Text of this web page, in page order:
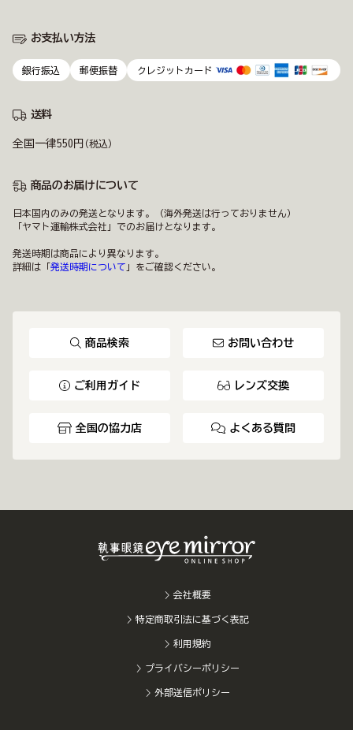
お支払い方法
銀行振込 郵便振替 クレジットカード
送料
全国一律550円 (税込)
商品のお届けについて
日本国内のみの発送となります。（海外発送は行っておりません）
「ヤマト運輸株式会社」でのお届けとなります。
発送時期は商品により異なります。
詳細は「 発送時期について 」をご確認ください。
商品検索 お問い合わせ
ご利用ガイド レンズ交換
全国の協力店 よくある質問
会社概要
特定商取引法に基づく表記
利用規約
プライバシーポリシー
外部送信ポリシー